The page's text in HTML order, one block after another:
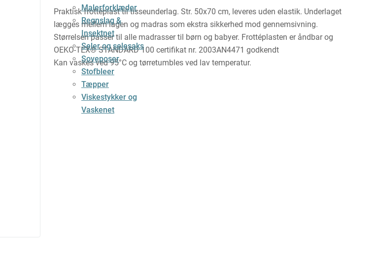
Malerforklæder
Regnslag &
Insektnet
Seler og selesaks
Soveposer
Stofbleer
Tæpper
Viskestykker og
Vaskenet
Praktisk frottéplast til tisseunderlag. Str. 50x70 cm, leveres uden elastik. Underlaget
lægges mellem lagen og madras som ekstra sikkerhed mod gennemsivning.
Størrelsen passer til alle madrasser til børn og babyer. Frottéplasten er åndbar og
OEKO-TEX® STANDARD 100 certifikat nr. 2003AN4471 godkendt
Kan vaskes ved 95°C og tørretumbles ved lav temperatur.